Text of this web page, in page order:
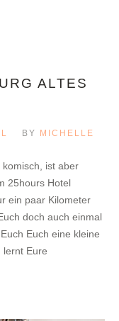
ALTES
BY MICHELLE
ist aber
25hours Hotel
ein paar Kilometer
doch auch einmal
Euch eine kleine
lernt Eure